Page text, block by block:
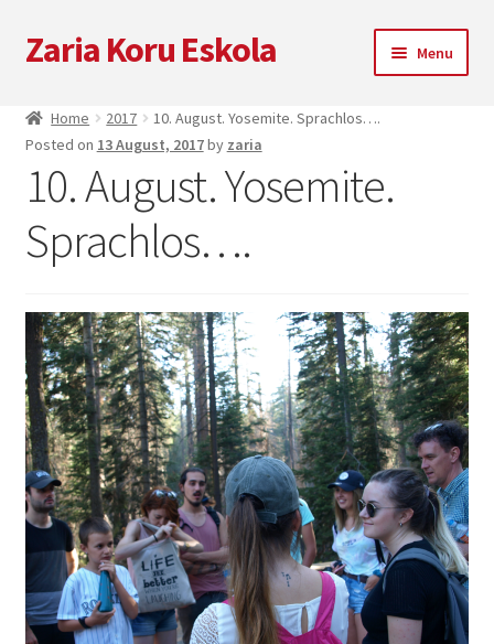
Skip
to
Skip
to
Zaria Koru Eskola Menu
Zaria Koru Eskola
Kooperationen
Zarialagun
Newsletter
Einkaufen
Home 2017
10. August. Yosemite. Sprachlos….
Posted on 13 August, 2017by zaria
10. August. Yosemite.
Sprachlos….